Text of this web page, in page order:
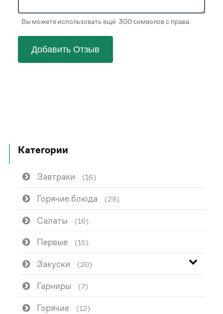
Вы можете использовать ещё 300 символов с права.
Добавить Отзыв
Категории
Завтраки (16)
Горячие блюда (29)
Салаты (16)
Первые (15)
Закуски (20)
Гарниры (7)
Горячие (12)